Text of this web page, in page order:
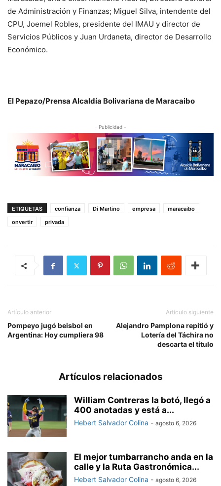
de Administración y Finanzas; Miguel Silva, intendente del
CPU, Joemel Robles, presidente del IMAU y director de
Servicios Públicos y Juan Urdaneta, director de Desarrollo
Económico.
El Pepazo/Prensa Alcaldía Bolivariana de Maracaibo
- Publicidad -
ETIQUETAS confianza Di Martino empresa
maracaibo
onvertir
privada
Artículo anterior
Pompeyo jugó beisbol en
Argentina: Hoy cumpliera 98
Artículo siguiente
Alejandro Pamplona repitió y
Lotería del Táchira no
descarta el título
Artículos relacionados
William Contreras la botó, llegó a
400 anotadas y está a...
Hebert Salvador Colina - agosto 6, 2026
El mejor tumbarrancho anda en la
calle y la Ruta Gastronómica...
Hebert Salvador Colina - agosto 6, 2026